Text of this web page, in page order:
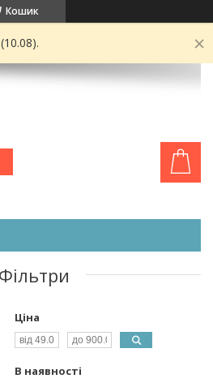
Кошик
Фільтри
Ціна
В наявності